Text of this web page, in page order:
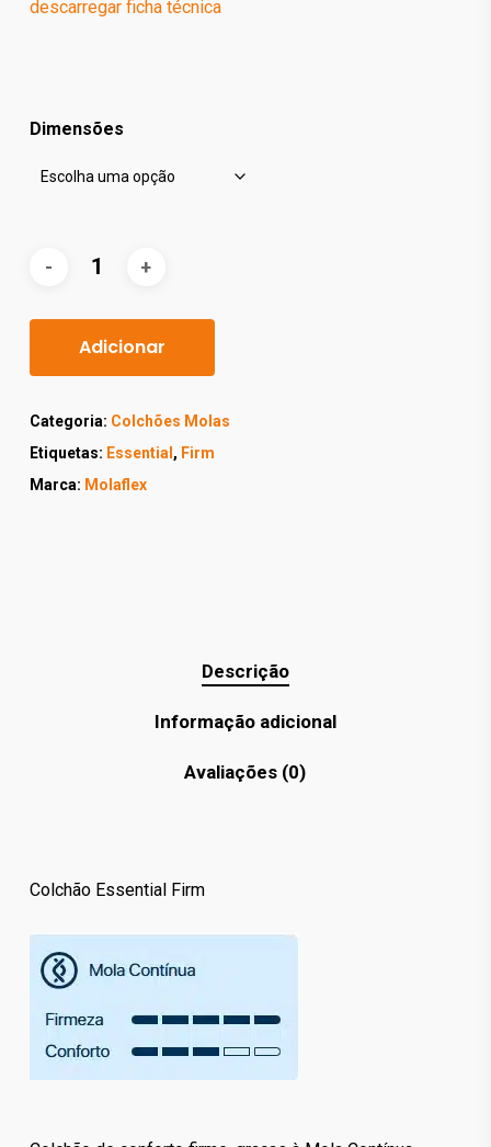
descarregar ficha técnica
Dimensões
Adicionar
Categoria: Colchões Molas
Etiquetas: Essential , Firm
Marca: Molaflex
Descrição
Informação adicional
Avaliações (0)
Colchão Essential Firm